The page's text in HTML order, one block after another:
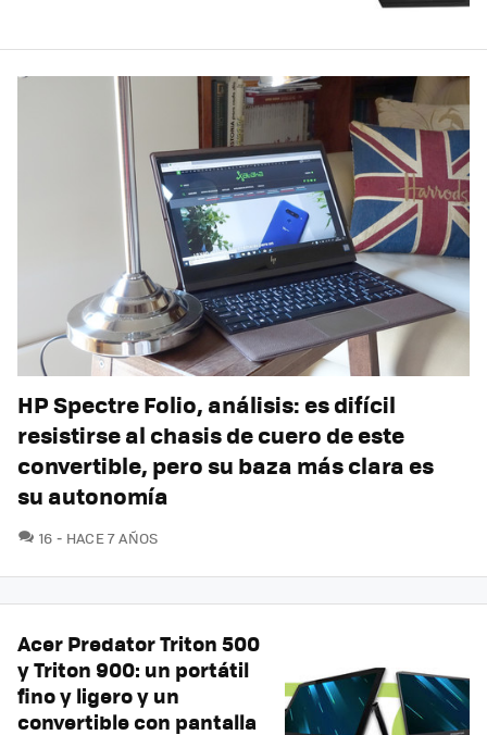
HP Spectre Folio, análisis: es difícil
resistirse al chasis de cuero de este
convertible, pero su baza más clara es
su autonomía
16 COMENTARIOS
HACE 7 AÑOS
Acer Predator Triton 500
y Triton 900: un portátil
fino y ligero y un
convertible con pantalla